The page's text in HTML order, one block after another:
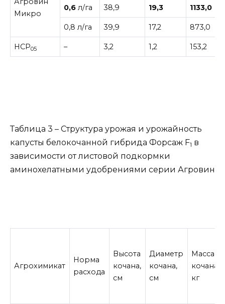
Микро
0,6 л/га 38,9 19,3 1133,0
0,8 л/га 39,9 17,2 873,0
НСР05 – 3,2 1,2 153,2
Таблица 3 – Структура урожая и урожайность
капусты белокочанной гибрида Форсаж F1 в
зависимости от листовой подкормки
аминохелатными удобрениями серии Агровин
Агрохимикат
Норма
расхода
Высота
кочана,
см
Диаметр
кочана,
см
Масса
кочана,
кг